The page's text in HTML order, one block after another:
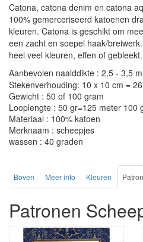
Catona, catona denim en catona
100% gemerceriseerd katoenen
kleuren. Catona is geschikt om
een zacht en soepel haak/
heel veel kleuren, effen of gebleekt.
Aanbevolen naalddikte : 2,5 - 3,5
Stekenverhouding: 10 x 10 cm =
Gewicht : 50 of 100 gram
Looplengte : 50 gr=125 meter 100
Materiaal : 100% katoen
Merknaam : scheepjes
wassen : 40 graden
Boven Meer info Kleuren
Patronen